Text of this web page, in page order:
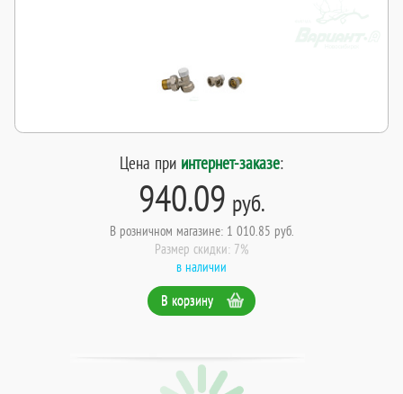
Цена при интернет-заказе:
940.09 руб.
В розничном магазине: 1 010.85 руб.
Размер скидки: 7%
в наличии
В корзину